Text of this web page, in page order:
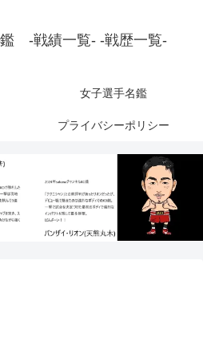
-戦績一覧- -戦歴一覧-
女子選手名鑑
プライバシーポリシー